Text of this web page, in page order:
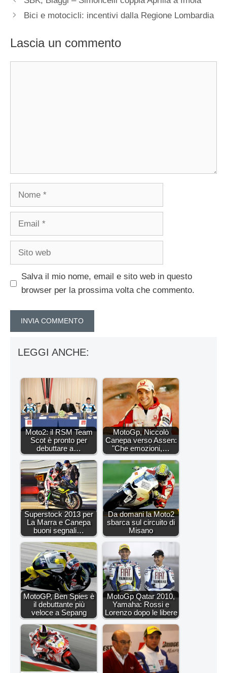
Bici e motocicli: incentivi dalla Regione Lombardia
Lascia un commento
Nome
Email
Sito
Salva il mio nome, email e sito web in questo
browser per la prossima volta che commento.
LEGGI ANCHE:
Moto2: il RSM Team
Scot è pronto per
debuttare a…
MotoGp, Niccolò
Canepa verso Assen:
"Che emozioni,…
Superstock 2013 per
La Marra e Canepa
buoni segnali…
Da domani la Moto2
sbarca sul circuito di
Misano
MotoGP, Ben Spies è
il debuttante più
veloce a Sepang
MotoGp Qatar 2010,
Yamaha: Rossi e
Lorenzo dopo le libere